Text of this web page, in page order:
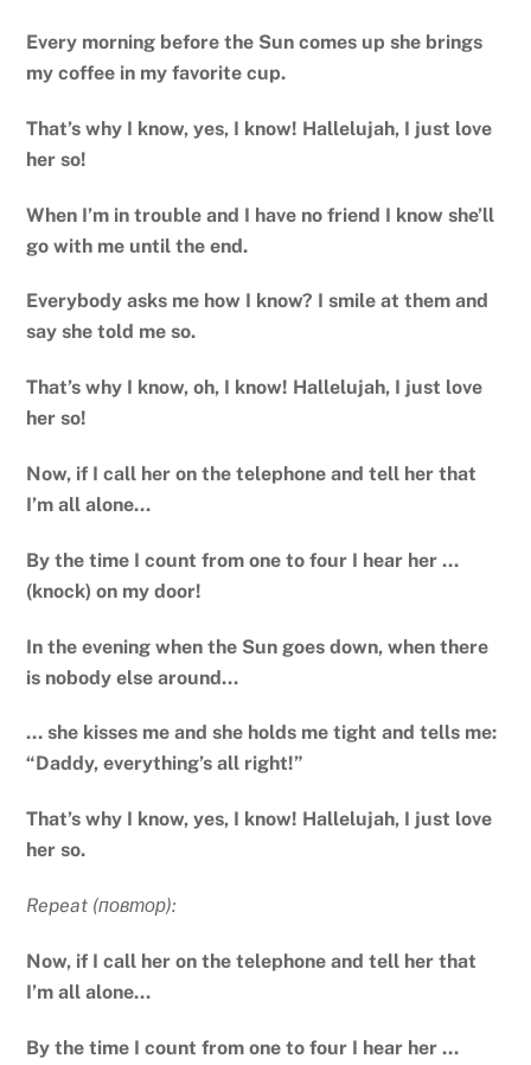
Every morning before the Sun comes up she brings
my coffee in my favorite cup.
That’s why I know, yes, I know! Hallelujah, I just love
her so!
When I’m in trouble and I have no friend I know she’ll
go with me until the end.
Everybody asks me how I know? I smile at them and
say she told me so.
That’s why I know, oh, I know! Hallelujah, I just love
her so!
Now, if I call her on the telephone and tell her that
I’m all alone…
By the time I count from one to four I hear her …
(knock) on my door!
In the evening when the Sun goes down, when there
is nobody else around…
… she kisses me and she holds me tight and tells me:
“Daddy, everything’s all right!”
That’s why I know, yes, I know! Hallelujah, I just love
her so.
Repeat (повтор):
Now, if I call her on the telephone and tell her that
I’m all alone…
By the time I count from one to four I hear her …